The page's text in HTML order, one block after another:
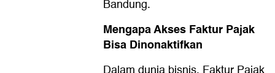
Bandung.
Mengapa Akses Faktur Pajak
Bisa Dinonaktifkan